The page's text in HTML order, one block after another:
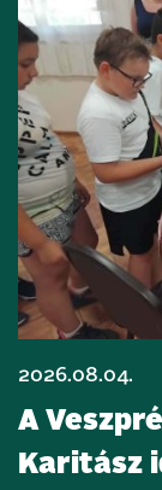
2026.08.04.
A
Karitász